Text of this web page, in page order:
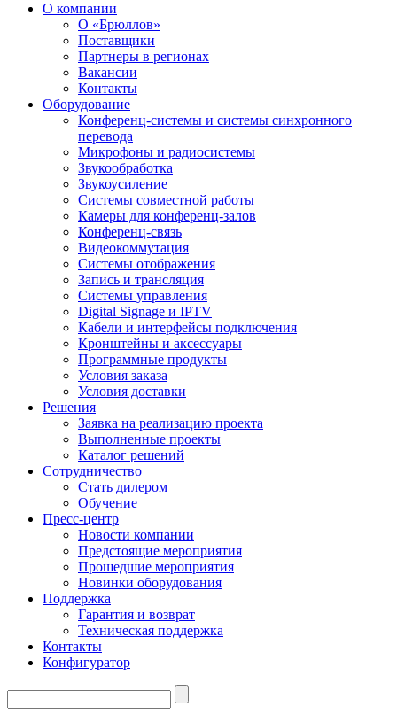
О компании
О «Брюллов»
Поставщики
Партнеры в регионах
Вакансии
Контакты
Оборудование
Конференц-системы и системы синхронного
перевода
Микрофоны и радиосистемы
Звукообработка
Звукоусиление
Системы совместной работы
Камеры для конференц-залов
Конференц-связь
Видеокоммутация
Системы отображения
Запись и трансляция
Системы управления
Digital Signage и IPTV
Кабели и интерфейсы подключения
Кронштейны и аксессуары
Программные продукты
Условия заказа
Условия доставки
Решения
Заявка на реализацию проекта
Выполненные проекты
Каталог решений
Сотрудничество
Стать дилером
Обучение
Пресс-центр
Новости компании
Предстоящие мероприятия
Прошедшие мероприятия
Новинки оборудования
Поддержка
Гарантия и возврат
Техническая поддержка
Контакты
Конфигуратор